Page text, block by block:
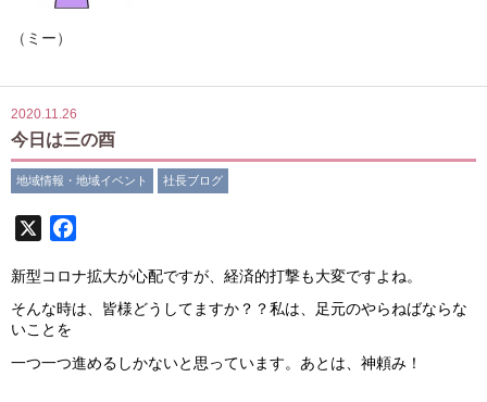
（ミー）
2020.11.26
今日は三の酉
地域情報・地域イベント 社長ブログ
新型コロナ拡大が心配ですが、経済的打撃も大変ですよね。
そんな時は、皆様どうしてますか？？私は、足元のやらねばならな
いことを
一つ一つ進めるしかないと思っています。あとは、神頼み！